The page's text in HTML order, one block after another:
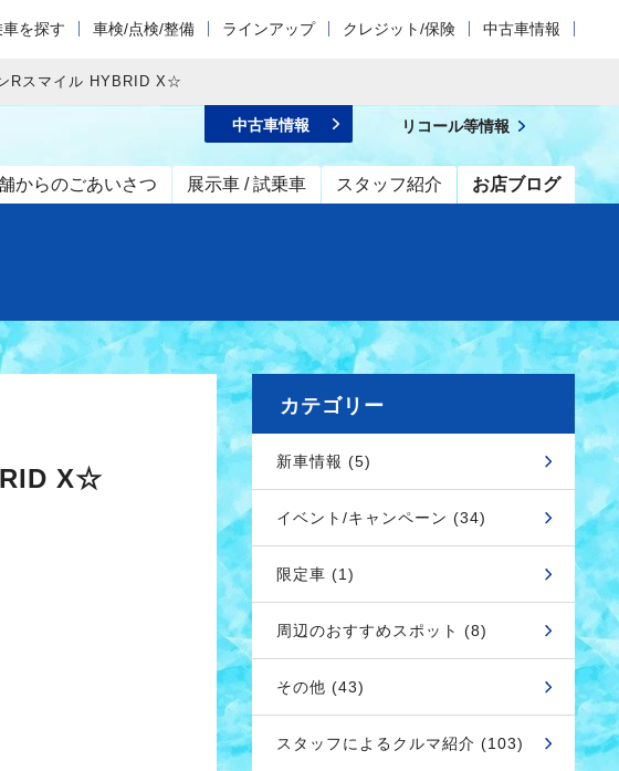
を探す 車検/点検/整備 ラインアップ クレジット/保険 中古車情報
Rスマイル HYBRID X☆
からのごあいさつ 展示車 / 試乗車 スタッフ紹介 お店ブログ
中古車情報 リコール等情報
X☆
カテゴリー
新車情報 (5)
イベント/キャンペーン (34)
限定車 (1)
周辺のおすすめスポット (8)
その他 (43)
スタッフによるクルマ紹介 (103)